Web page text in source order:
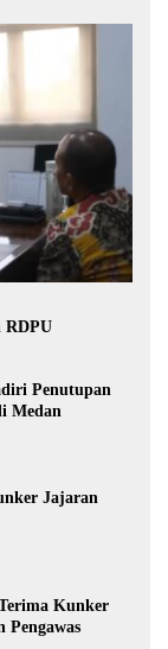
RDPU
Penutupan
Medan
Jajaran
Kunker
Pengawas